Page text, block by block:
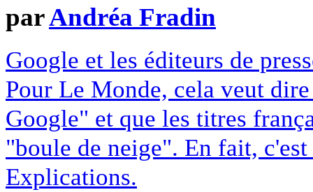
parAndréa Fradin
Google et les éditeurs de
Pour Le Monde, cela veut
Google" et que les titres
"boule de neige". En fait,
Explications.